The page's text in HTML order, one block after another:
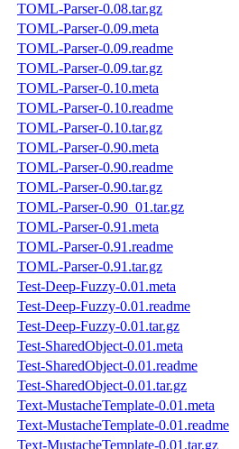
TOML-Parser-0.08.tar.gz
TOML-Parser-0.09.meta
TOML-Parser-0.09.readme
TOML-Parser-0.09.tar.gz
TOML-Parser-0.10.meta
TOML-Parser-0.10.readme
TOML-Parser-0.10.tar.gz
TOML-Parser-0.90.meta
TOML-Parser-0.90.readme
TOML-Parser-0.90.tar.gz
TOML-Parser-0.90_01.tar.gz
TOML-Parser-0.91.meta
TOML-Parser-0.91.readme
TOML-Parser-0.91.tar.gz
Test-Deep-Fuzzy-0.01.meta
Test-Deep-Fuzzy-0.01.readme
Test-Deep-Fuzzy-0.01.tar.gz
Test-SharedObject-0.01.meta
Test-SharedObject-0.01.readme
Test-SharedObject-0.01.tar.gz
Text-MustacheTemplate-0.01.meta
Text-MustacheTemplate-0.01.readme
Text-MustacheTemplate-0.01.tar.gz